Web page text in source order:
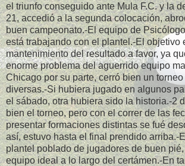
el triunfo conseguido ante Mula F.C. y la
21, accedió a la segunda colocación,
buen campeonato.-El equipo de
está trabajando con el plantel.-El objetivo
mantenimiento del resultado a favor, ya
enorme problema del aguerrido equipo
Chicago por su parte, cerró bien un
diversas.-Si hubiera jugado en algunos
el sábado, otra hubiera sido la historia.-2
bien el torneo, pero con el correr de las
presentar formaciones distintas se fué
así, estuvo hasta el final prendido arriba.-
plantel poblado de jugadores de buen pié,
equipo ideal a lo largo del certámen.-En